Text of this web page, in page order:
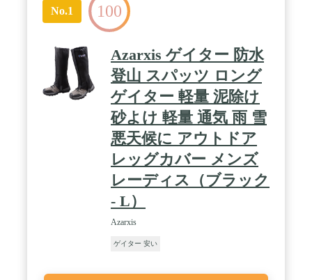
No.1 100
Azarxis ゲイター 防水
登山 スパッツ ロング
ゲイター 軽量 泥除け
砂よけ 軽量 通気 雨 雪
悪天候に アウトドア
レッグカバー メンズ
レーディス（ブラック
- L）
Azarxis
ゲイター 安い